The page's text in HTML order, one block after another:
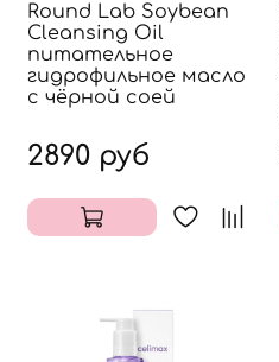
Round Lab Soybean
Cleansing Oil
питательное
гидрофильное масло
с чёрной соей
2890 руб